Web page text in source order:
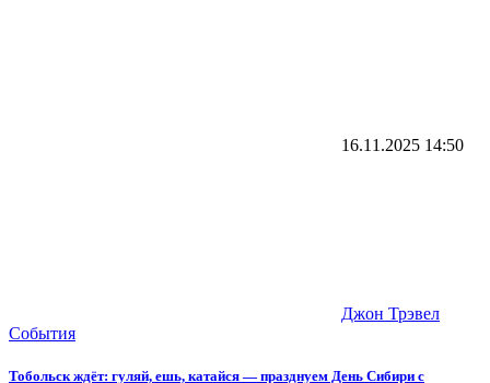
16.11.2025 14:50
Джон Трэвел
События
Тобольск ждёт: гуляй, ешь, катайся — празднуем День Сибири с